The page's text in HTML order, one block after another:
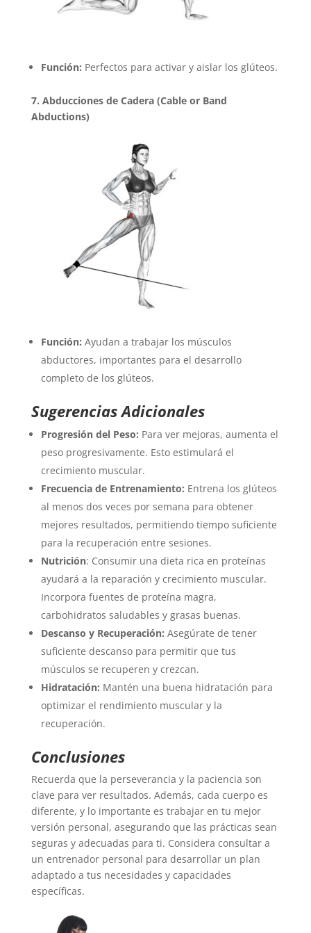
Función: Perfectos para activar y aislar los glúteos.
7. Abducciones de Cadera (Cable or Band
Abductions)
Función: Ayudan a trabajar los músculos
abductores, importantes para el desarrollo
completo de los glúteos.
Sugerencias Adicionales
Progresión del Peso: Para ver mejoras, aumenta el
peso progresivamente. Esto estimulará el
crecimiento muscular.
Frecuencia de Entrenamiento: Entrena los glúteos
al menos dos veces por semana para obtener
mejores resultados, permitiendo tiempo suficiente
para la recuperación entre sesiones.
Nutrición: Consumir una dieta rica en proteínas
ayudará a la reparación y crecimiento muscular.
Incorpora fuentes de proteína magra,
carbohidratos saludables y grasas buenas.
Descanso y Recuperación: Asegúrate de tener
suficiente descanso para permitir que tus
músculos se recuperen y crezcan.
Hidratación: Mantén una buena hidratación para
optimizar el rendimiento muscular y la
recuperación.
Conclusiones
Recuerda que la perseverancia y la paciencia son
clave para ver resultados. Además, cada cuerpo es
diferente, y lo importante es trabajar en tu mejor
versión personal, asegurando que las prácticas sean
seguras y adecuadas para ti. Considera consultar a
un entrenador personal para desarrollar un plan
adaptado a tus necesidades y capacidades
específicas.